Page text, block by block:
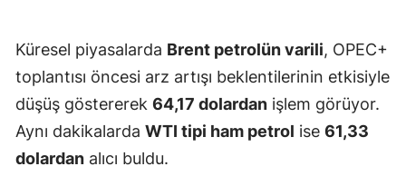
Küresel piyasalarda Brent petrolün varili, OPEC+
toplantısı öncesi arz artışı beklentilerinin etkisiyle
düşüş göstererek 64,17 dolardan işlem görüyor.
Aynı dakikalarda WTI tipi ham petrol ise 61,33
dolardan alıcı buldu.